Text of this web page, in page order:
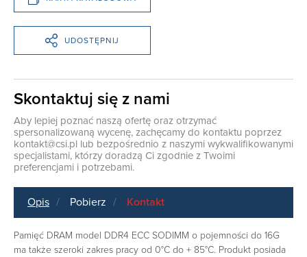
UDOSTĘPNIJ
Skontaktuj się z nami
Aby lepiej poznać naszą ofertę oraz otrzymać
spersonalizowaną wycenę, zachęcamy do kontaktu poprzez
kontakt@csi.pl lub bezpośrednio z naszymi wykwalifikowanymi
specjalistami, którzy doradzą Ci zgodnie z Twoimi
preferencjami i potrzebami.
Opis Pobierz Kontakt
Pamięć DRAM model DDR4 ECC SODIMM o pojemności do 16G
ma także szeroki zakres pracy od 0°C do + 85°C. Produkt posiada